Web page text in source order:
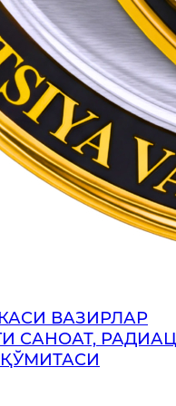
ВАЗИРЛАР
САНОАТ,